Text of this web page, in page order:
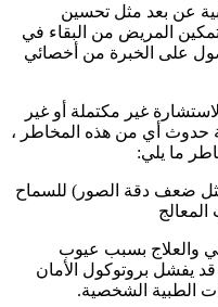
عن بعد مثل تحسين
المريض من البقاء في
على الخبرة من أخصائي
غير مكتملة أو غير
حدوث أي من هذه المخاطر ،
ما يلي:
ضعف دقة الصور) للسماح
والعلاج بسبب عيوب
قد يفشل بروتوكول الأمان
الطبية الشخصية.